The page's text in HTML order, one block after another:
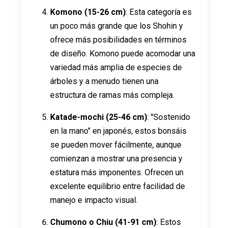
Komono (15-26 cm): Esta categoría es
un poco más grande que los Shohin y
ofrece más posibilidades en términos
de diseño. Komono puede acomodar una
variedad más amplia de especies de
árboles y a menudo tienen una
estructura de ramas más compleja.
Katade-mochi (25-46 cm): "Sostenido
en la mano" en japonés, estos bonsáis
se pueden mover fácilmente, aunque
comienzan a mostrar una presencia y
estatura más imponentes. Ofrecen un
excelente equilibrio entre facilidad de
manejo e impacto visual.
Chumono o Chiu (41-91 cm): Estos